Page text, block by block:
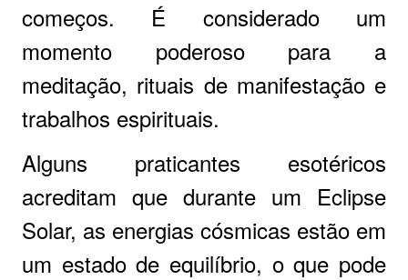
começos. É considerado um
momento poderoso para a
meditação, rituais de manifestação e
trabalhos espirituais.
Alguns praticantes esotéricos
acreditam que durante um Eclipse
Solar, as energias cósmicas estão em
um estado de equilíbrio, o que pode